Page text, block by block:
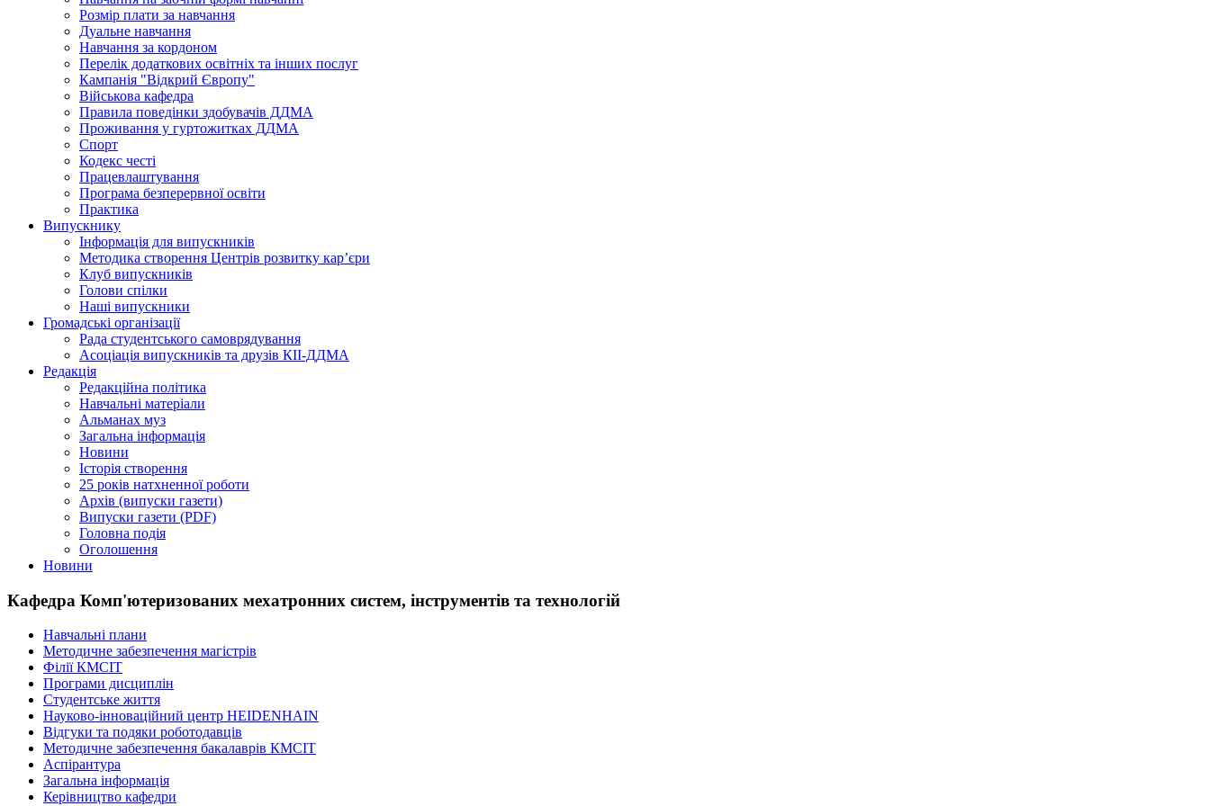
Розмір плати за навчання
Дуальне навчання
Навчання за кордоном
Перелік додаткових освітніх та інших послуг
Кампанія "Відкрий Європу"
Військова кафедра
Правила поведінки здобувачів ДДМА
Проживання у гуртожитках ДДМА
Спорт
Кодекс честі
Працевлаштування
Програма безперервної освіти
Практика
Випускнику
Інформація для випускників
Методика створення Центрів розвитку кар’єри
Клуб випускників
Голови спілки
Наші випускники
Громадські організації
Рада студентського самоврядування
Асоціація випускників та друзів КІІ-ДДМА
Редакція
Редакційна політика
Навчальні матеріали
Альманах муз
Загальна інформація
Новини
Історія створення
25 років натхненної роботи
Архів (випуски газети)
Випуски газети (PDF)
Головна подія
Оголошення
Новини
Кафедра Комп'ютеризованих мехатронних систем, інструментів та технологій
Навчальні плани
Методичне забезпечення магістрів
Філії КМСІТ
Програми дисциплін
Студентське життя
Науково-інноваційний центр HEIDENHAIN
Відгуки та подяки роботодавців
Методичне забезпечення бакалаврів КМСІТ
Аспірантура
Загальна інформація
Керівництво кафедри